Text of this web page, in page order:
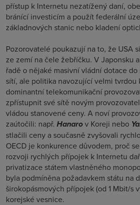
přístup k Internetu nezatížený daní,
bránící investicím a použít federální
základnových stanic nebo kladení
Pozorovatelé poukazují na to, že USA
ze zemí na čele žebříčku. V Japonsku
řadě o nějaké masivní vládní dotace
sítí, ale politika navozující velmi tvrdou
dominantní telekomunikační
zpřístupnit své sítě novým
vládou stanovené ceny. A noví
zaútočili: např. Hanarov Koreji nebo
stlačili ceny a současně zvyšovali
OECD je konkurence důvodem, proč
rozvoji rychlých přípojek k Internetu
privatizace státem vlastněného
byla podmíněna požadavkem státu na
širokopásmových přípojek (od 1 Mbit/s
korejské vesnice.